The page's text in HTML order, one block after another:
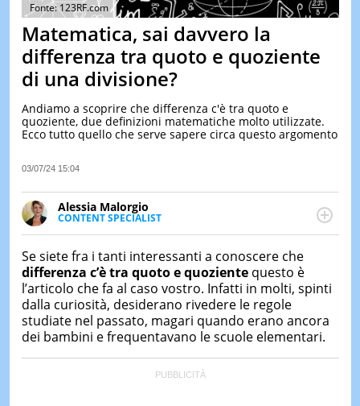
&
TEST
DI
OGGI
DI
IERI
Fonte: 123RF.com
Matematica, sai davvero la
differenza tra quoto e quoziente
di una divisione?
Andiamo a scoprire che differenza c'è tra quoto e
quoziente, due definizioni matematiche molto utilizzate.
Ecco tutto quello che serve sapere circa questo argomento
03/07/24 15:04
Alessia Malorgio
CONTENT SPECIALIST
Ha conseguito un Master in Marketing Management
occupa della creazione di contenuti in ottica SEO e
dello sviluppo di strategie marketing attraverso
canali digitali.
Se siete fra i tanti interessanti a conoscere che
differenza c’è tra quoto e quozientequesto è
l’articolo che fa al caso vostro. Infatti in molti, spinti
dalla curiosità, desiderano rivedere le regole
studiate nel passato, magari quando erano ancora
dei bambini e frequentavano le scuole elementari.